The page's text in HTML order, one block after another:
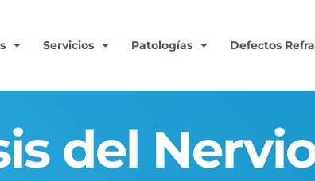
Servicios Patologías Defectos
del
del